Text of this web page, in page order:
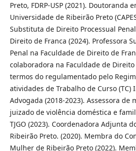
Preto, FDRP-USP (2021). Doutoranda
Universidade de Ribeirão Preto
Substituta de Direito Processual
Direito de Franca (2024). Professora
Penal na Faculdade de Direito de
colaboradora na Faculdade de Direito
termos do regulamentado pelo
atividades de Trabalho de Curso (TC)
Advogada (2018-2023). Assessora
juizado de violência doméstica e
TJGO (2023). Coordenadora Adjunta
Ribeirão Preto. (2020). Membra do
Mulher de Ribeirão Preto (2022).